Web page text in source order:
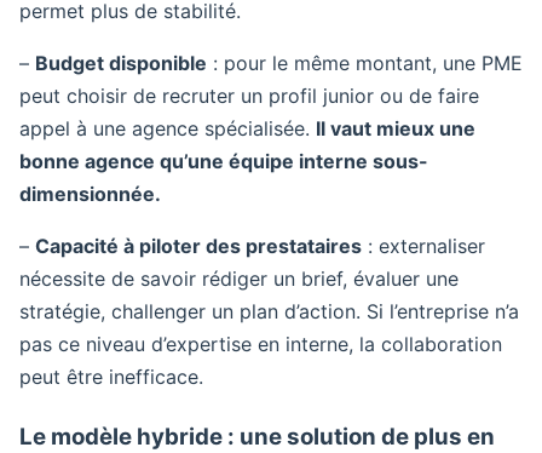
permet plus de stabilité.
– Budget disponible : pour le même montant, une PME
peut choisir de recruter un profil junior ou de faire
appel à une agence spécialisée. Il vaut mieux une
bonne agence qu’une équipe interne sous-
dimensionnée.
– Capacité à piloter des prestataires : externaliser
nécessite de savoir rédiger un brief, évaluer une
stratégie, challenger un plan d’action. Si l’entreprise n’a
pas ce niveau d’expertise en interne, la collaboration
peut être inefficace.
Le modèle hybride : une solution de plus en